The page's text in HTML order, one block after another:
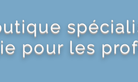
pour les